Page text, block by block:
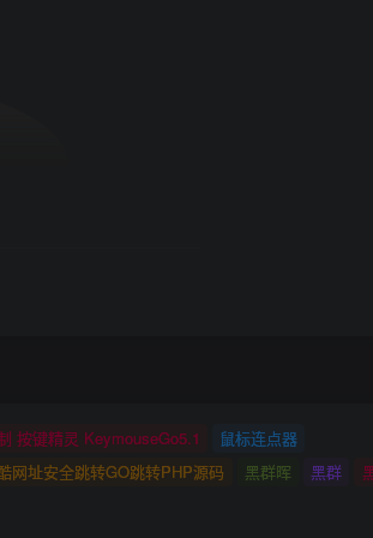
按键精灵 KeymouseGo5.1
鼠标连点器
网址安全跳转GO跳转PHP源码 黑群晖 黑群